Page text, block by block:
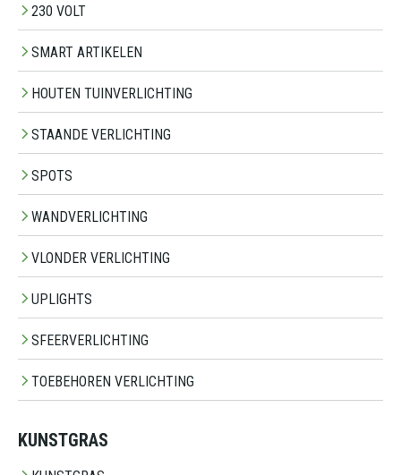
230 VOLT
SMART ARTIKELEN
HOUTEN TUINVERLICHTING
STAANDE VERLICHTING
SPOTS
WANDVERLICHTING
VLONDER VERLICHTING
UPLIGHTS
SFEERVERLICHTING
TOEBEHOREN VERLICHTING
KUNSTGRAS